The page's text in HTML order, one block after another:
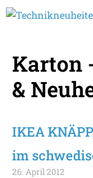
Karton
&
IKEA
im
26. April 2012